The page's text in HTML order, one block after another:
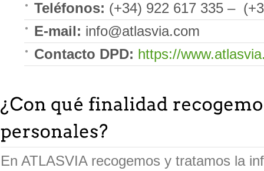
Teléfonos: (+34) 922 617 335 –
E-mail: info@atlasvia.com
Contacto DPD: https://
En ATLASVIA recogemos y tratamos la